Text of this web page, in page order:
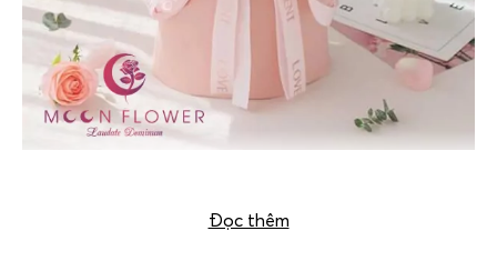
Đọc thêm